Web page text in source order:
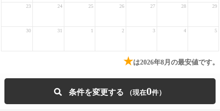
23 24 25 26 27 28 29
30 31 1 2 3 4 5
★は2026年8月の最安値です。
条件を変更する 0